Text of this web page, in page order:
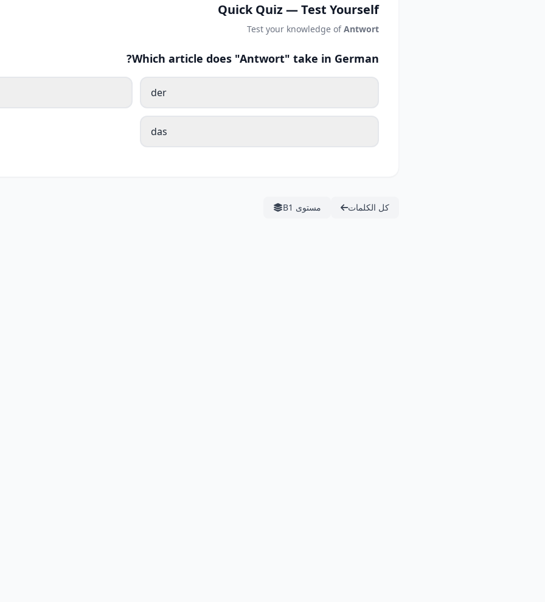
Quick Quiz — Test Yourself
Test your knowledge ofAntwort
Which article does "Antwort" take in German?
der
das
كل الكلمات مستوى B1